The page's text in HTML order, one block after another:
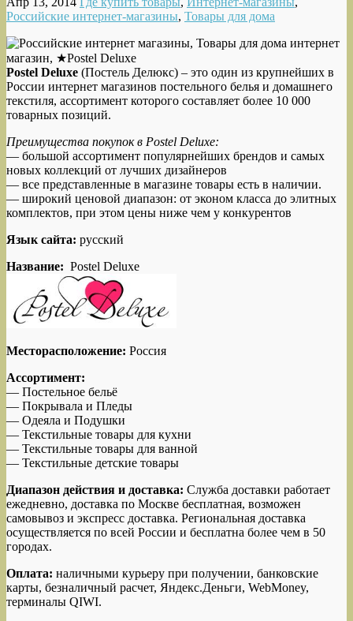
Российские интернет-магазины, Товары для дома
Postel Deluxe (Постель Делюкс) – это один из крупнейших в
России интернет магазинов постельного белья и домашнего
текстиля, ассортимент которого составляет более 10 000
товарных позиций.
Преимущества покупок в Postel Deluxe:
— большой ассортимент популярнейших брендов и самых
новых коллекций от лучших дизайнеров
— все представленные в магазине товары есть в наличии.
— широкий ценовой диапазон: от эконом класса до элитных
комплектов, при этом цены ниже чем у конкурентов
Язык сайта: русский
Название: Postel Deluxe
Месторасположение: Россия
Ассортимент:
— Постельное бельё
— Покрывала и Пледы
— Одеяла и Подушки
— Текстильные товары для кухни
— Текстильные товары для ванной
— Текстильные детские товары
Диапазон действия и доставка: Служба доставки работает
ежедневно, доставка по Москве бесплатная, возможен
самовывоз и экспресс доставка. Региональная доставка
осуществляется по всей России и бесплатна более чем в 50
городах.
Оплата: наличными курьеру при получении, банковские
карты, безналичный расчет, Яндекс.Деньги, WebMoney,
терминалы QIWI.